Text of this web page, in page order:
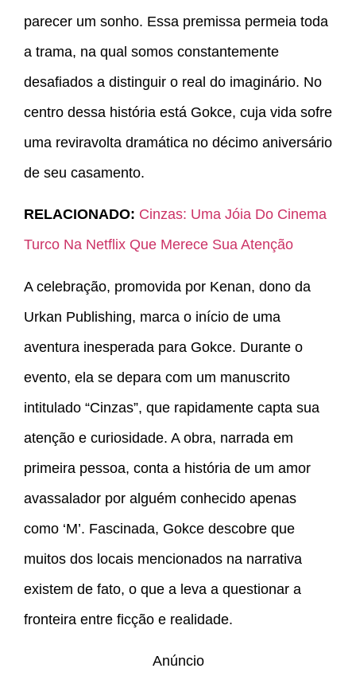
parecer um sonho. Essa premissa permeia toda
a trama, na qual somos constantemente
desafiados a distinguir o real do imaginário. No
centro dessa história está Gokce, cuja vida sofre
uma reviravolta dramática no décimo aniversário
de seu casamento.
RELACIONADO: Cinzas: Uma Jóia Do Cinema
Turco Na Netflix Que Merece Sua Atenção
A celebração, promovida por Kenan, dono da
Urkan Publishing, marca o início de uma
aventura inesperada para Gokce. Durante o
evento, ela se depara com um manuscrito
intitulado “Cinzas”, que rapidamente capta sua
atenção e curiosidade. A obra, narrada em
primeira pessoa, conta a história de um amor
avassalador por alguém conhecido apenas
como ‘M’. Fascinada, Gokce descobre que
muitos dos locais mencionados na narrativa
existem de fato, o que a leva a questionar a
fronteira entre ficção e realidade.
Anúncio